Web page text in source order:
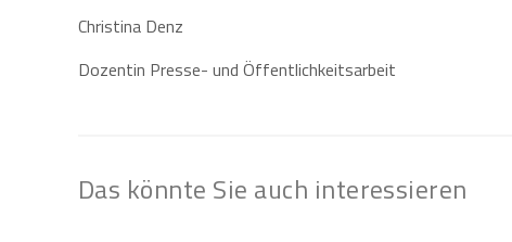
Christina Denz
Dozentin Presse- und Öffentlichkeitsarbeit
Das könnte Sie auch interessieren